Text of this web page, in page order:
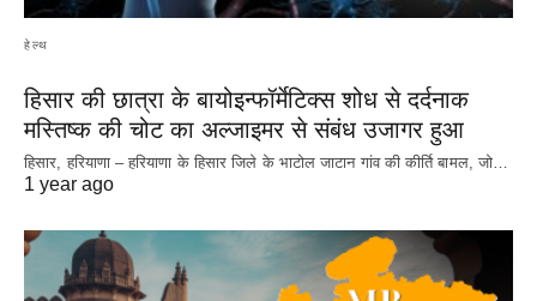
हेल्थ
हिसार की छात्रा के बायोइन्फॉर्मेटिक्स शोध से दर्दनाक
मस्तिष्क की चोट का अल्जाइमर से संबंध उजागर हुआ
हिसार, हरियाणा – हरियाणा के हिसार जिले के भाटोल जाटान गांव की कीर्ति बामल, जो…
1 year ago